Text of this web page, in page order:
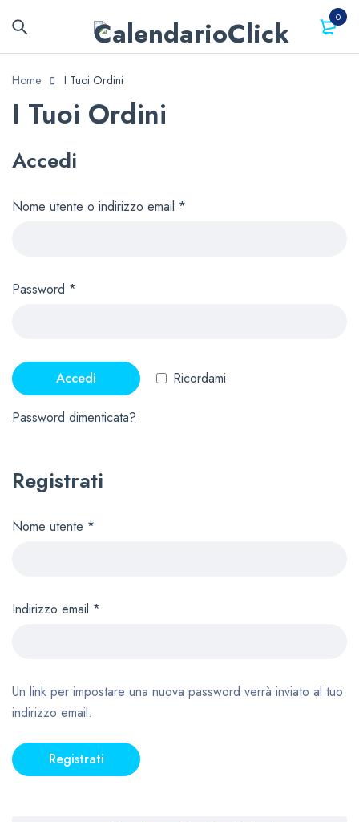
0
Home I Tuoi Ordini
I Tuoi Ordini
Accedi
Nome utente o indirizzo email *
Password *
Ricordami
Accedi
Password dimenticata?
Registrati
Nome utente *
Indirizzo email *
Un link per impostare una nuova password verrà inviato al tuo
indirizzo email.
Registrati